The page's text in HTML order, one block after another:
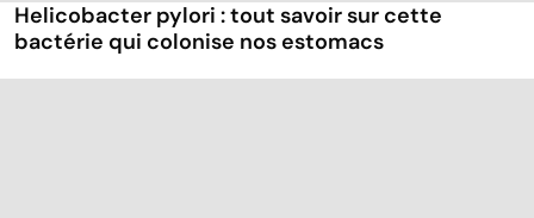
Helicobacter pylori : tout savoir sur cette
bactérie qui colonise nos estomacs